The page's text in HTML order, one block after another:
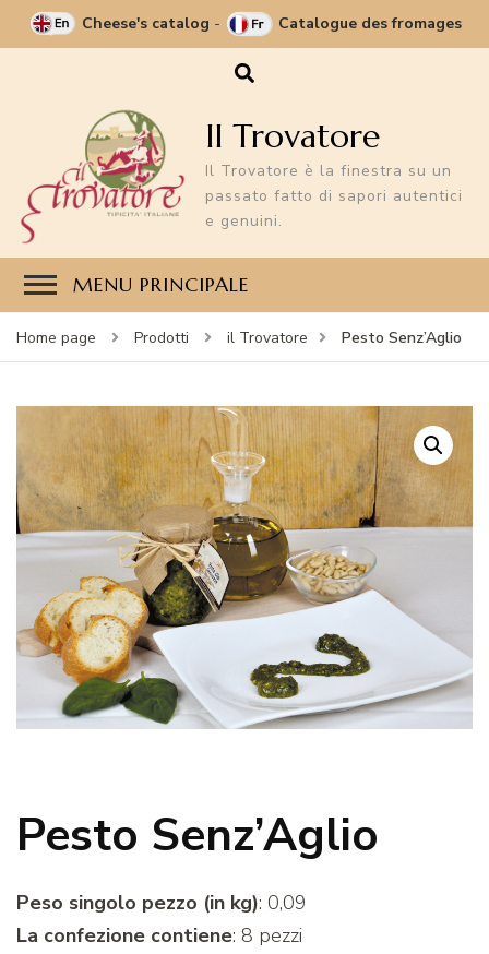
Cheese's catalog - Catalogue des fromages
Il Trovatore
Il Trovatore è la finestra su un
passato fatto di sapori autentici
e genuini.
MENU PRINCIPALE
Home page Prodotti il Trovatore Pesto Senz’Aglio
Pesto Senz’Aglio
Peso singolo pezzo (in kg): 0,09
La confezione contiene: 8 pezzi